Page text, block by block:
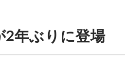
2年ぶりに登場